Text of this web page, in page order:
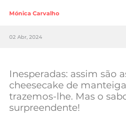
Lifestyle
Sociedade
Negócios
Mundial 2026
Mónica Carvalho
02 Abr, 2024
Inesperadas: assim são
cheesecake de
trazemos-lhe. Mas o
surpreendente!